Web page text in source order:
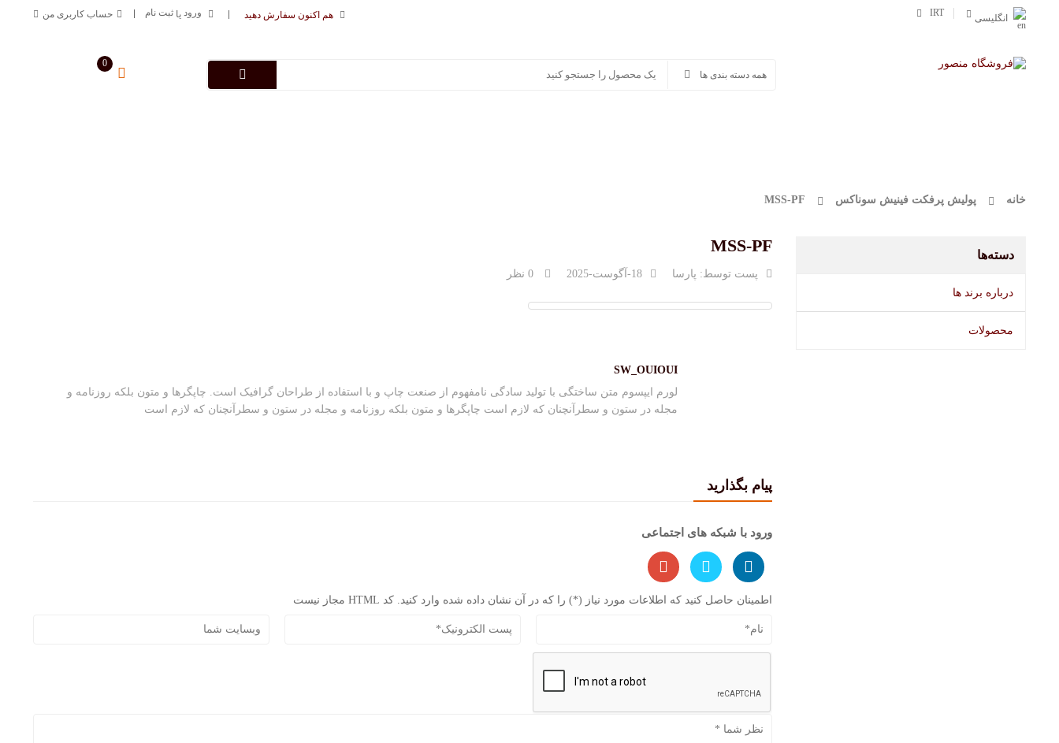
انگلیسی
IRT حساب کاربری من ورود یا ثبت نام هم اکنون سفارش دهید
0
خانه پولیش پرفکت فینیش سوناکس MSS-PF
دسته‌ها
درباره برند ها
محصولات
MSS-PF
پست توسط: پارسا 18-آگوست-2025 0 نظر
SW_OUIOUI
لورم ایپسوم متن ساختگی با تولید سادگی نامفهوم از صنعت چاپ و با استفاده از طراحان گرافیک است. چاپگرها و متون بلکه روزنامه و
مجله در ستون و سطرآنچنان که لازم است چاپگرها و متون بلکه روزنامه و مجله در ستون و سطرآنچنان که لازم است
پیام بگذارید
ورود با شبکه های اجتماعی
اطمینان حاصل کنید که اطلاعات مورد نیاز (*) را که در آن نشان داده شده وارد کنید. کد HTML مجاز نیست